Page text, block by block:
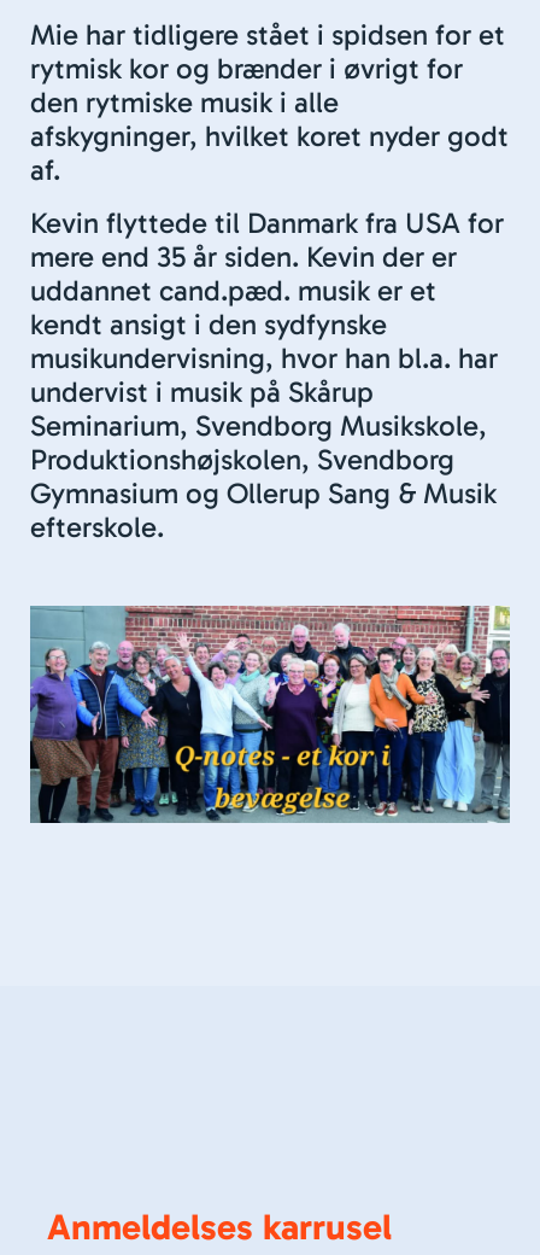
Mie har tidligere stået i spidsen for et
rytmisk kor og brænder i øvrigt for
den rytmiske musik i alle
afskygninger, hvilket koret nyder godt
af.
Kevin flyttede til Danmark fra USA for
mere end 35 år siden. Kevin der er
uddannet cand.pæd. musik er et
kendt ansigt i den sydfynske
musikundervisning, hvor han bl.a. har
undervist i musik på Skårup
Seminarium, Svendborg Musikskole,
Produktionshøjskolen, Svendborg
Gymnasium og Ollerup Sang & Musik
efterskole.
Anmeldelses karrusel